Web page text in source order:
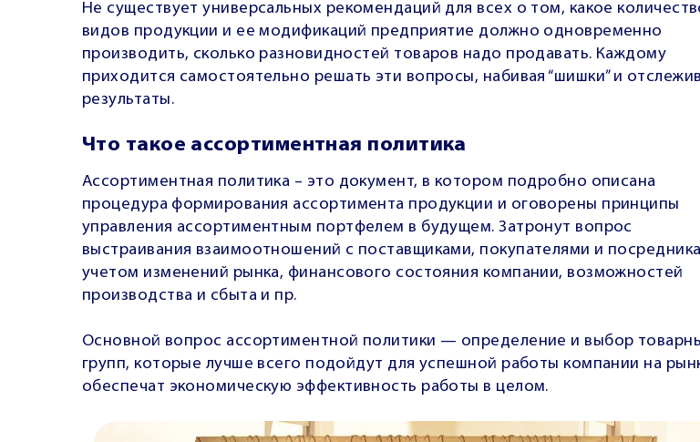
Не существует универсальных рекомендаций для всех о том, какое
видов продукции и ее модификаций предприятие должно одновременно
производить, сколько разновидностей товаров надо продавать. Каждому
приходится самостоятельно решать эти вопросы, набивая “шишки” и
результаты.
Что такое ассортиментная политика
Ассортиментная политика – это документ, в котором подробно описана
процедура формирования ассортимента продукции и оговорены принципы
управления ассортиментным портфелем в будущем. Затронут вопрос
выстраивания взаимоотношений с поставщиками, покупателями и
учетом изменений рынка, финансового состояния компании, возможностей
производства и сбыта и пр.
Основной вопрос ассортиментной политики — определение и выбор
групп, которые лучше всего подойдут для успешной работы компании на
обеспечат экономическую эффективность работы в целом.